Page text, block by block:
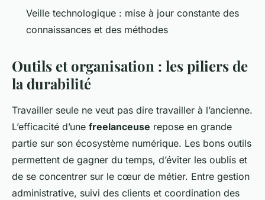
Veille technologique : mise à jour constante des
connaissances et des méthodes
Outils et organisation : les piliers de
la durabilité
Travailler seule ne veut pas dire travailler à l’ancienne.
L’efficacité d’une freelanceuse repose en grande
partie sur son écosystème numérique. Les bons outils
permettent de gagner du temps, d’éviter les oublis et
de se concentrer sur le cœur de métier. Entre gestion
administrative, suivi des clients et coordination des